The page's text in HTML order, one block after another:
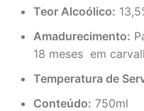
Teor Alcoólico:
Amadurecimento:
18 meses em
Temperatura de
Conteúdo: 750ml